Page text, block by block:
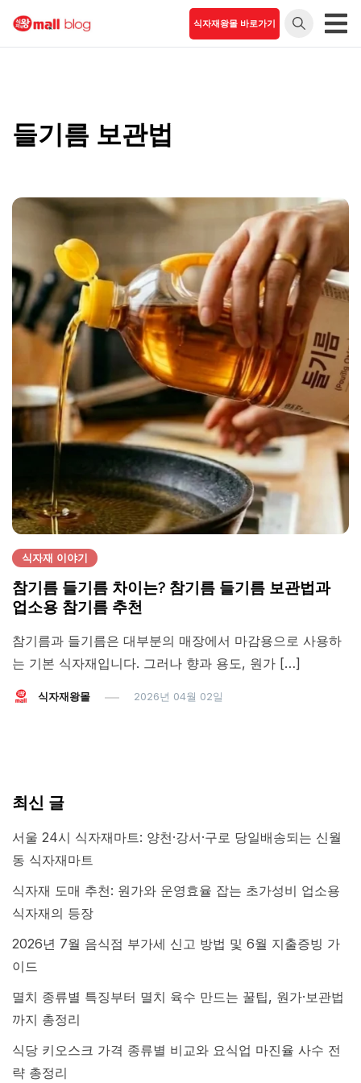
식자재왕
그
언제 어디서나 식
식자재왕몰 바로가기
들기름 보관법
식자재 이야기
참기름 들기름 차이는? 참기름 들기름 보관법과
업소용 참기름 추천
참기름과 들기름은 대부분의 매장에서 마감용으로 사용하
는 기본 식자재입니다. 그러나 향과 용도, 원가 […]
식자재왕몰 2026년 04월 02일
최신 글
서울 24시 식자재마트: 양천·강서·구로 당일배송되는 신월
동 식자재마트
식자재 도매 추천: 원가와 운영효율 잡는 초가성비 업소용
식자재의 등장
2026년 7월 음식점 부가세 신고 방법 및 6월 지출증빙 가
이드
멸치 종류별 특징부터 멸치 육수 만드는 꿀팁, 원가·보관법
까지 총정리
식당 키오스크 가격 종류별 비교와 요식업 마진율 사수 전
략 총정리